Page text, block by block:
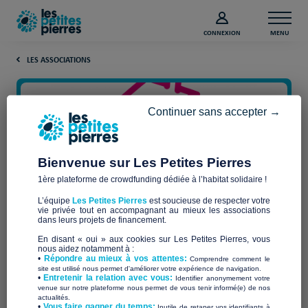
CONNEXION MENU
LES ASSOCIATIONS
TOIT A MOI STRASBOURG
Qui sommes-nous ?
Bienvenue sur Les Petites Pierres
1ère plateforme de crowdfunding dédiée à l’habitat solidaire !
L’équipe Les Petites Pierres est soucieuse de respecter votre
vie privée tout en accompagnant au mieux les associations
dans leurs projets de financement.
En disant « oui » aux cookies sur Les Petites Pierres, vous
nous aidez notamment à :
• Répondre au mieux à vos attentes:Comprendre comment le
site est utilisé nous permet d'améliorer votre expérience de navigation.
•Entretenir la relation avec vous: Identifier anonymement votre
venue sur notre plateforme nous permet de vous tenir informé(e) de nos
actualités.
Continuer sans accepter →